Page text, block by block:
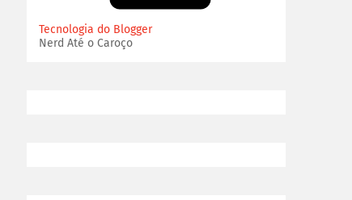
Tecnologia do Blogger
Nerd Até o Caroço